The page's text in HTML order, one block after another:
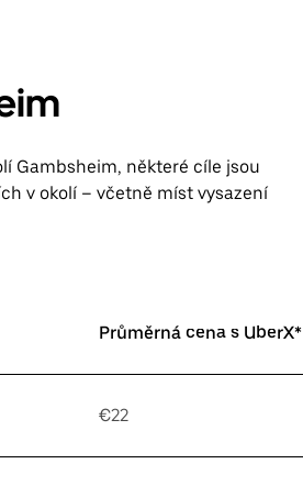
Gambsheim, některé cíle jsou
v okolí – včetně míst vysazení
Průměrná cena s UberX*
€22